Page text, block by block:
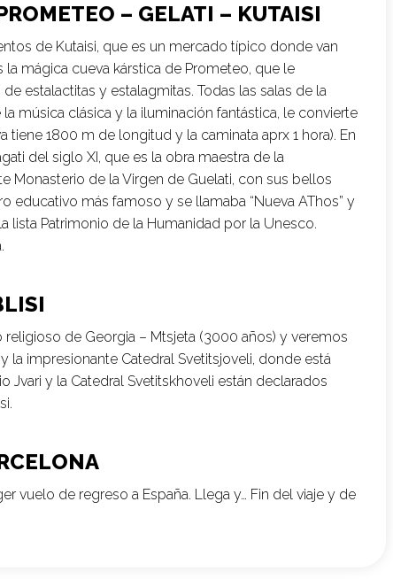
– GELATI – KUTAISI
de Kutaisi, que es un mercado típico donde van
mágica cueva kárstica de Prometeo, que le
estalactitas y estalagmitas. Todas las salas de la
música clásica y la iluminación fantástica, le convierte
1800 m de longitud y la caminata aprx 1 hora). En
del siglo XI, que es la obra maestra de la
Monasterio de la Virgen de Guelati, con sus bellos
educativo más famoso y se llamaba “Nueva AThos” y
lista Patrimonio de la Humanidad por la Unesco.
de Georgia – Mtsjeta (3000 años) y veremos
la impresionante Catedral Svetitsjoveli, donde está
Jvari y la Catedral Svetitskhoveli están declarados
vuelo de regreso a España. Llega y… Fin del viaje y de